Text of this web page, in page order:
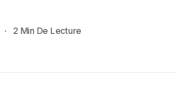
2 Min De Lecture